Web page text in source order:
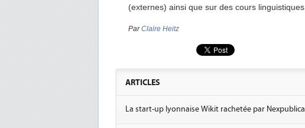
(externes) ainsi que sur des cours linguistiques.
ParClaire Heitz
ARTICLES
La start-up lyonnaise Wikit rachetée par Nexpublica